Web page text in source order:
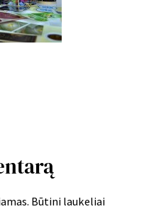
Būtini laukeliai